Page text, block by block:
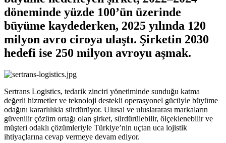
döneminde yüzde 100’ün üzerinde
büyüme kaydederken, 2025 yılında 120
milyon avro ciroya ulaştı. Şirketin 2030
hedefi ise 250 milyon avroyu aşmak.
Sertrans Logistics, tedarik zinciri yönetiminde sunduğu katma
değerli hizmetler ve teknoloji destekli operasyonel gücüyle büyüme
odağını kararlılıkla sürdürüyor. Ulusal ve uluslararası markaların
güvenilir çözüm ortağı olan şirket, sürdürülebilir, ölçeklenebilir ve
müşteri odaklı çözümleriyle Türkiye’nin uçtan uca lojistik
ihtiyaçlarına cevap vermeye devam ediyor.